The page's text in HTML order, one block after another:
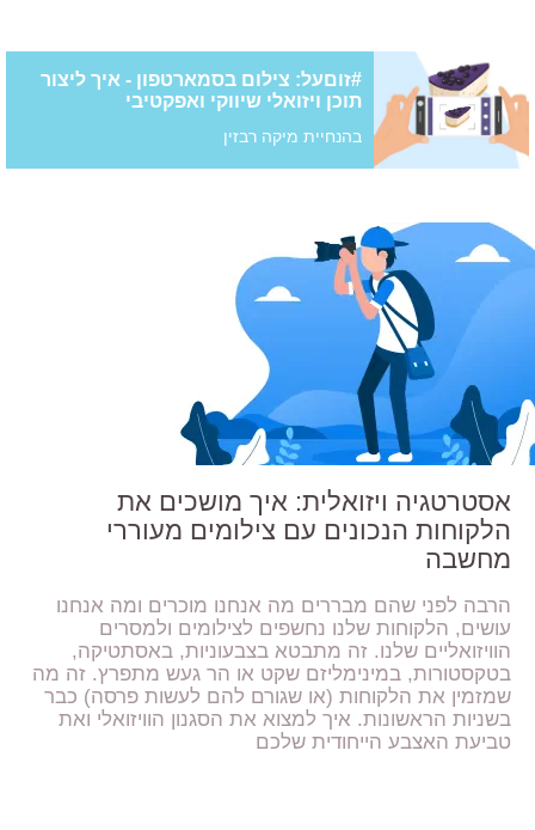
#זוםעל: צילום בסמארטפון - איך ליצור
תוכן ויזואלי שיווקי ואפקטיבי
בהנחיית מיקה רבזין
אסטרטגיה ויזואלית: איך מושכים את
הלקוחות הנכונים עם צילומים מעוררי
מחשבה
הרבה לפני שהם מבררים מה אנחנו מוכרים ומה אנחנו
עושים, הלקוחות שלנו נחשפים לצילומים ולמסרים
הוויזואליים שלנו. זה מתבטא בצבעוניות, באסתטיקה,
בטקסטורות, במינימליזם שקט או הר געש מתפרץ. זה מה
שמזמין את הלקוחות (או שגורם להם לעשות פרסה) כבר
בשניות הראשונות. איך למצוא את הסגנון הוויזואלי ואת
טביעת האצבע הייחודית שלכם